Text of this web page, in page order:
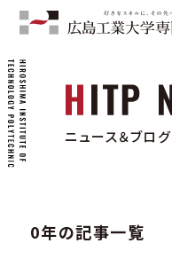
ニュース＆ブログ
0年の記事一覧